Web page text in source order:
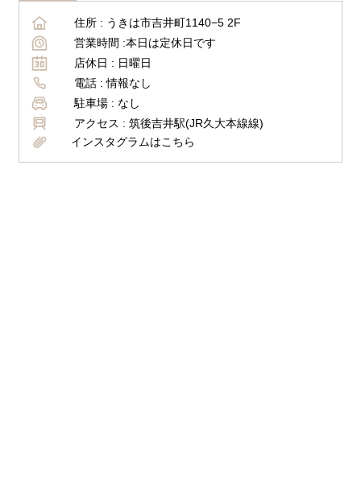
住所 : うきは市吉井町1140−5 2F
営業時間 :本日は定休日です
店休日 : 日曜日
電話 :情報なし
駐車場 : なし
アクセス : 筑後吉井駅(JR久大本線線)
インスタグラムはこちら